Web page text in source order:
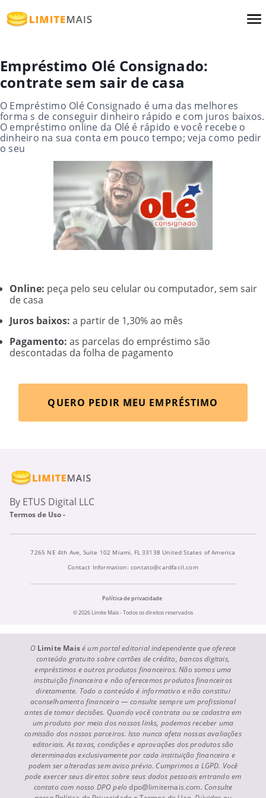
Empréstimo Olé Consignado:
contrate sem sair de casa
O Empréstimo Olé Consignado é uma das melhores
forma s de conseguir dinheiro rápido e com juros baixos.
O empréstimo online da Olé é rápido e você recebe o
dinheiro na sua conta em pouco tempo; veja como pedir
o seu
Online: peça pelo seu celular ou computador, sem sair
de casa
Juros baixos: a partir de 1,30% ao mês
Pagamento: as parcelas do empréstimo são
descontadas da folha de pagamento
QUERO PEDIR MEU EMPRÉSTIMO
By ETUS Digital LLC
Termos de Uso -
7265 NE 4th Ave, Suite 102 Miami, FL 33138 United States of America
Contact Information: contato@cardfacil.com
Política de privacidade
© 2026 Limite Mais - Todos os direitos reservados
O Limite Maisé um portal editorial independente que oferece
conteúdo gratuito sobre cartões de crédito, bancos digitais,
empréstimos e outros produtos financeiros. Não somos uma
instituição financeira e não oferecemos produtos financeiros
diretamente. Todo o conteúdo é informativo e não constitui
aconselhamento financeiro — consulte sempre um profissional
antes de tomar decisões. Quando você contrata ou se cadastra em
um produto por meio dos nossos links, podemos receber uma
comissão dos nossos parceiros. Isso nunca afeta nossas avaliações
editoriais. As taxas, condições e aprovações dos produtos são
determinadas exclusivamente por cada instituição financeira e
podem ser alteradas sem aviso prévio. Cumprimos a LGPD. Você
pode exercer seus direitos sobre seus dados pessoais entrando em
contato com nosso DPO pelodpo@limitemais.com. Consulte